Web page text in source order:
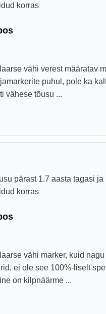
korras
vähi verest määratav
puhul, pole ka
vähese tõusu ...
pärast 1.7 aasta tagasi ja
korras
vähi marker, kuid
ei ole see 100%-liselt
on kilpnäärme ...